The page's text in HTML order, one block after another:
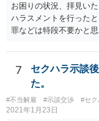
お困りの状況、拝見い
ハラスメントを行った
罪などは特段不要かと
訴訟などによって債務
方の行為は、ご相談者
知したものであり、社
多寡は別として、名誉
性もあるかと思われま
欠く主張であり、会社
7
セクハラ示談
た。
#不当解雇 #示談交渉 #セク
2021年1月23日